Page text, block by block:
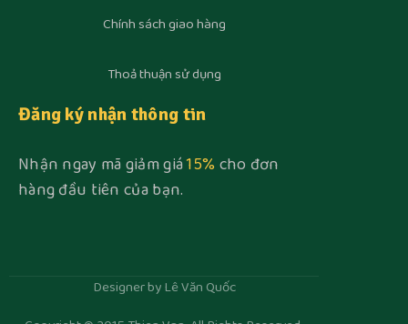
Chính sách giao hàng
Thoả thuận sử dụng
Đăng ký nhận thông tin
Nhận ngay mã giảm giá15%cho đơn
hàng đầu tiên của bạn.
Designer by Lê Văn Quốc